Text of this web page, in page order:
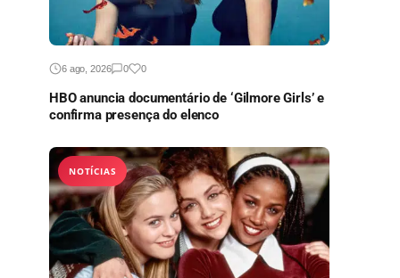
6 ago, 2026 0 0
HBO anuncia documentário de ‘Gilmore Girls’ e
confirma presença do elenco
NOTÍCIAS